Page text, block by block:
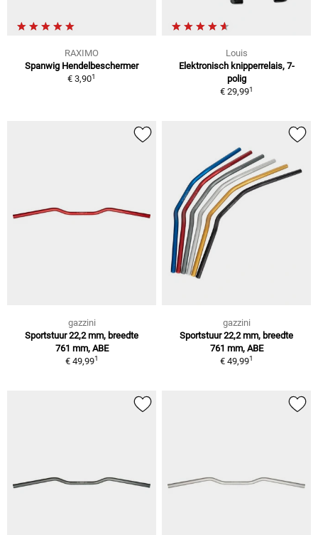
RAXIMO
Spanwig Hendelbeschermer
€ 3,901
Louis
Elektronisch knipperrelais, 7-
polig
€ 29,991
gazzini
Sportstuur 22,2 mm, breedte
761 mm, ABE
€ 49,991
gazzini
Sportstuur 22,2 mm, breedte
761 mm, ABE
€ 49,991